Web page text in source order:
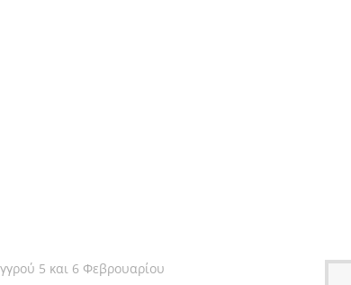
5 και 6 Φεβρουαρίου